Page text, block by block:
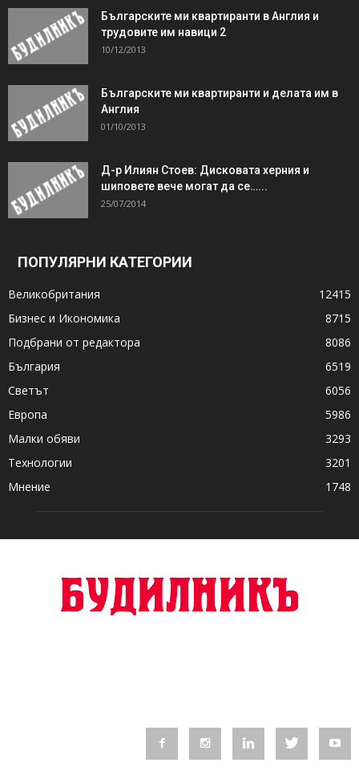
Българските ми квартиранти в Англия и
трудовите им навици 2
10/12/2013
Българските ми квартиранти и делата им в
Англия
01/10/2013
Д-р Илиян Стоев: Дисковата херния и
шиповете вече могат да се…...
25/07/2014
ПОПУЛЯРНИ КАТЕГОРИИ
Великобритания
12415
Бизнес и Икономика
8715
Подбрани от редактора
8086
България
6519
Светът
6056
Европа
5986
Малки обяви
3293
Технологии
3201
Мнение
1748